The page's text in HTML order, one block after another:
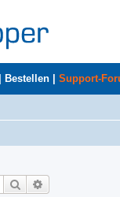
Bestellen Support-
Suche